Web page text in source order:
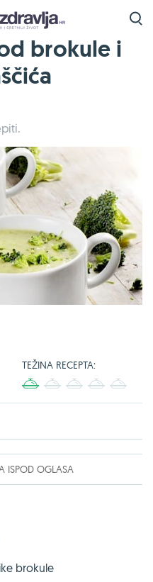
brokule i
TEŽINA RECEPTA:
4
ISPOD OGLASA
brokule